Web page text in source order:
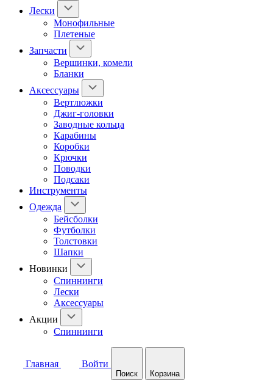
Лески
Монофильные
Плетеные
Запчасти
Вершинки, комели
Бланки
Аксессуары
Вертлюжки
Джиг-головки
Заводные кольца
Карабины
Коробки
Крючки
Поводки
Подсаки
Инструменты
Одежда
Бейсболки
Футболки
Толстовки
Шапки
Новинки
Спиннинги
Лески
Аксессуары
Акции
Спиннинги
Главная Войти
Поиск Корзина